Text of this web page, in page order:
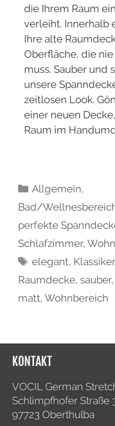
die Ihrem Raum
verleiht. Innerhalb
Ihre alte
Oberfläche, die
muss. Sauber und
unsere
zeitlosen Look.
einer neuen
Raum im
Allgemein,
Bad/
perfekte
Schlafzimmer,
elegant, Klassiker
Raumdecke, sauber,
matt, Wohnbereich
KONTAKT
VOCIL German
Schlimpfhofer Straße
97723 Oberthulba